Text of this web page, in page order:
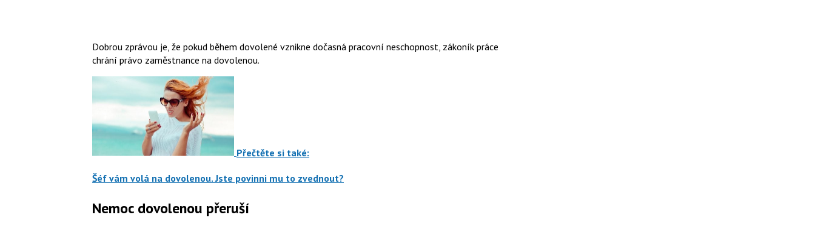
Dobrou zprávou je, že pokud během dovolené vznikne dočasná pracovní neschopnost, zákoník práce
chrání právo zaměstnance na dovolenou.
Přečtěte si také:
Šéf vám volá na dovolenou. Jste povinni mu to zvednout?
Nemoc dovolenou přeruší